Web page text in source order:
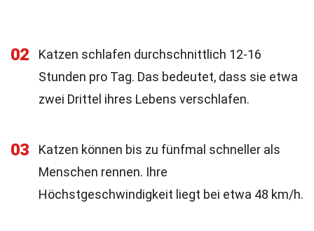
02
Katzen schlafen durchschnittlich 12-16
Stunden pro Tag. Das bedeutet, dass sie etwa
zwei Drittel ihres Lebens verschlafen.
03
Katzen können bis zu fünfmal schneller als
Menschen rennen. Ihre
Höchstgeschwindigkeit liegt bei etwa 48 km/h.